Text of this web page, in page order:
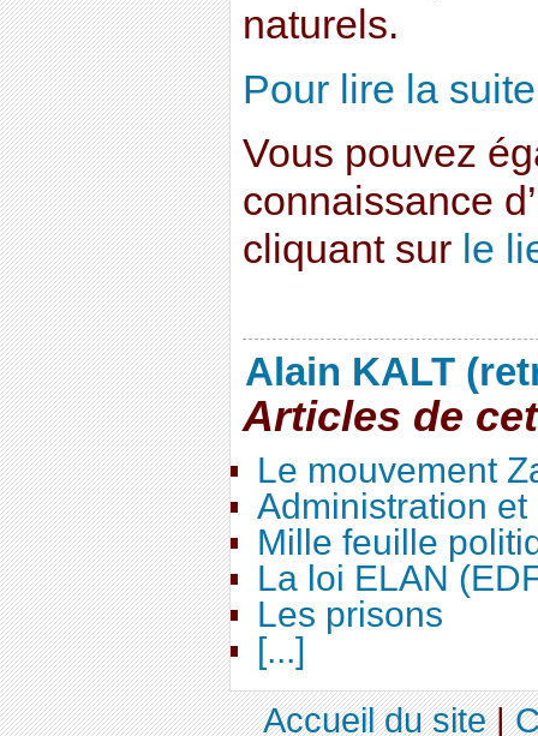
naturels.
Pour lire la
Vous pouvez
connaissance
cliquant sur le
Alain KALT
Articles de
Le mouvement
Administration
Mille feuille
La loi ELAN
Les prisons
[...]
Accueil du site|